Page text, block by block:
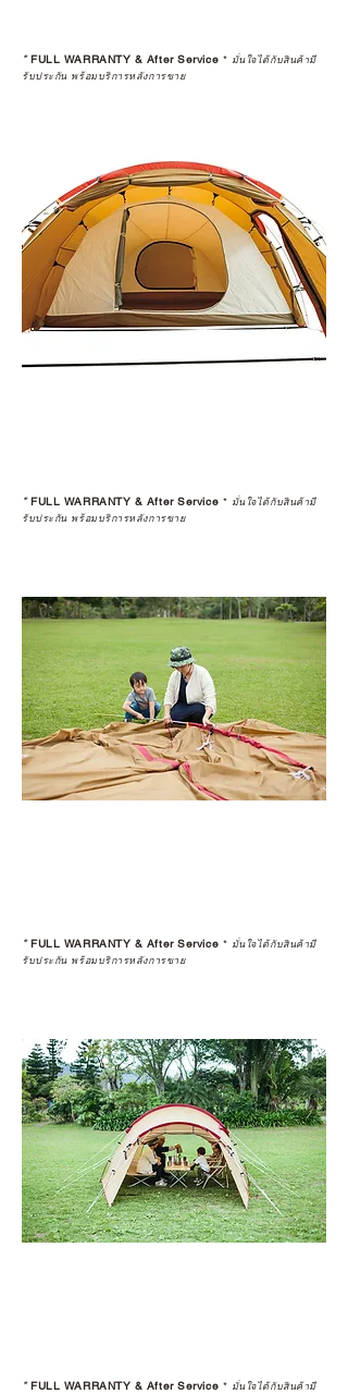
*FULL WARRANTY & After Service * มั่นใจได้กับสินค้ามี
รับประกัน พร้อมบริการหลังการขาย
*FULL WARRANTY & After Service * มั่นใจได้กับสินค้ามี
รับประกัน พร้อมบริการหลังการขาย
*FULL WARRANTY & After Service * มั่นใจได้กับสินค้ามี
รับประกัน พร้อมบริการหลังการขาย
*FULL WARRANTY & After Service * มั่นใจได้กับสินค้ามี